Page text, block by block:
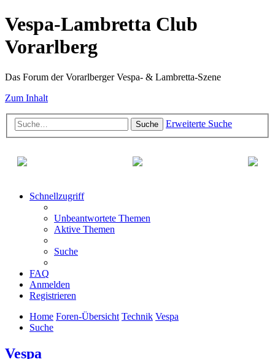
Vespa-Lambretta Club
Vorarlberg
Das Forum der Vorarlberger Vespa- & Lambretta-Szene
Zum Inhalt
Suche Erweiterte Suche
Schnellzugriff
Unbeantwortete Themen
Aktive Themen
Suche
FAQ
Anmelden
Registrieren
Home Foren-Übersicht Technik Vespa
Suche
Vespa